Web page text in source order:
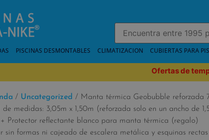
PISCINAS DESMONTABLES CLIMATIZACION CUBIERTAS PARA
Ofertas de
/ Uncategorized / Manta térmica Geobubble reforzada
de medidas: 3,05m x 1,50m (reforzada solo en un ancho de
Protector reflectante blanco para manta térmica (regalo)
sin formas ni cajeado de escalera metálica y esquinas